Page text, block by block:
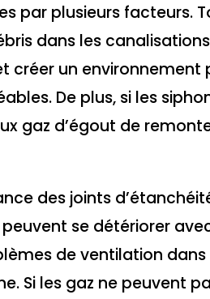
par plusieurs facteurs.
dans les
créer un environnement
De plus, si les
gaz d’égout de
des joints
se détériorer
de ventilation dans
Si les gaz ne peuvent